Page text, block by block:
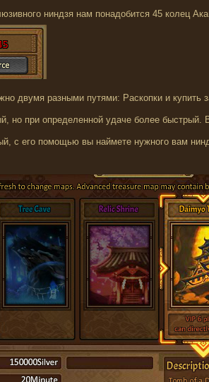
ниндзя нам понадобится 45 колец
двумя разными путями: Раскопки и купить
но при определенной удаче более быстрый.
с его помощью вы наймете нужного вам